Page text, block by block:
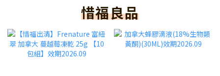
惜福良品